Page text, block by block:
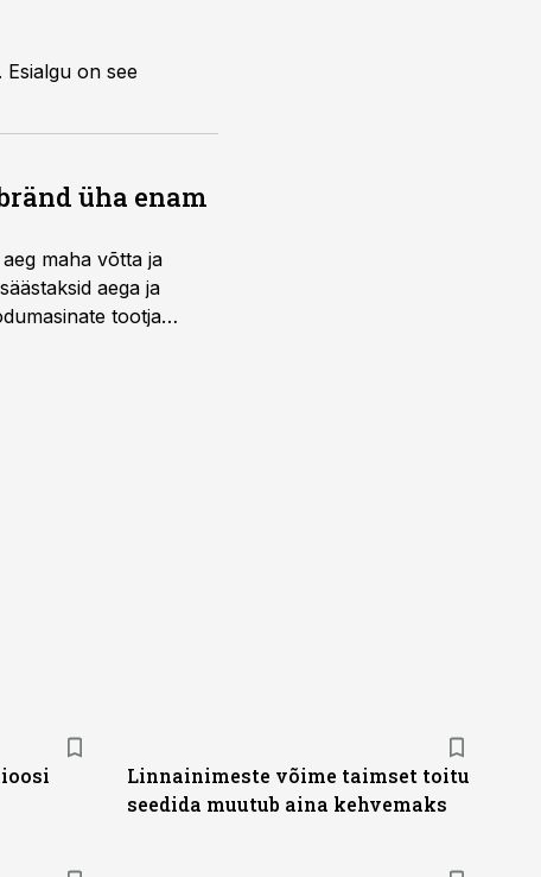
on see
üha enam
maha võtta ja
aega ja
tootja
Linnainimeste võime taimset toitu
seedida muutub aina kehvemaks